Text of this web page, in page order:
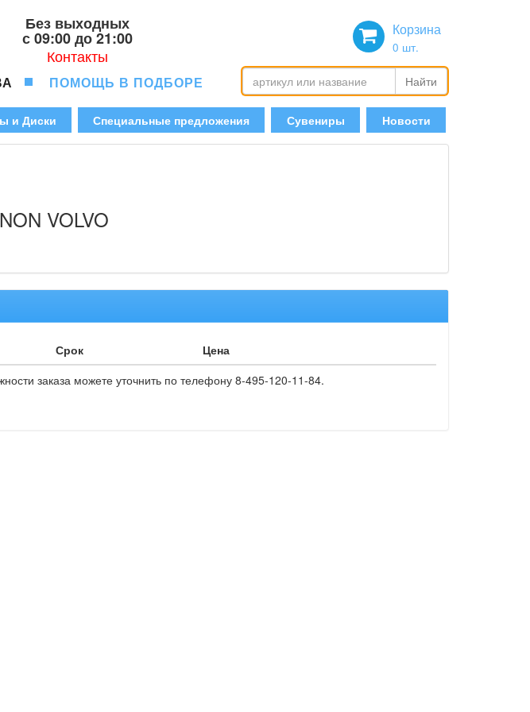
Без выходных
с 09:00 до 21:00
Контакты
Корзина
0 шт.
ПОМОЩЬ В ПОДБОРЕ Найти
и Диски Специальные предложения Сувениры Новости
VOLVO
Срок
Цена
заказа можете уточнить по телефону 8-495-120-11-84.